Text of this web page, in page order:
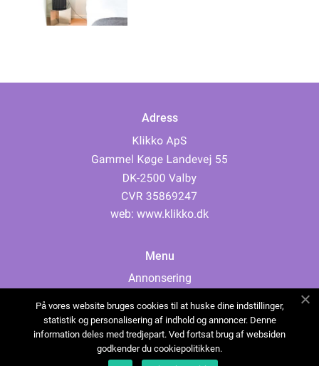
Adress
web: www.klikko.dk
Menu
Annonsering
Cookies
Kontakta oss
Sitemap
På vores website bruges cookies til at huske dine indstillinger,
statistik og personalisering af indhold og annoncer. Denne
information deles med tredjepart. Ved fortsat brug af websiden
godkender du cookiepolitikken.